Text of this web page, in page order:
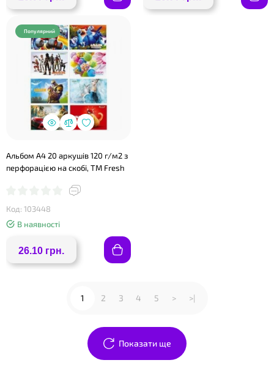
Популярний
Альбом А4 20 аркушів 120 г/м2 з
перфорацією на скобі, TM Fresh
Код: 103448
В наявності
26.10 грн.
Показати ще
1 2 3 4 5 > >|